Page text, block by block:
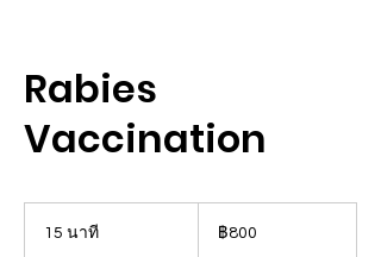
Rabies
Vaccination
15 นาที
บาท฿800